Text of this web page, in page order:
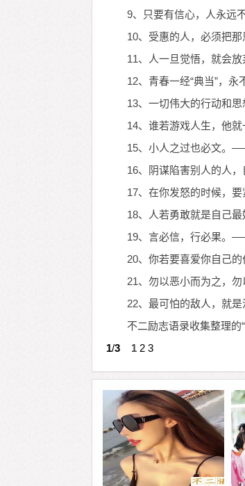
9、只要有信心，人永远
10、受惠的人，必须把
11、人一旦觉悟，就会
12、青春一经“典当”，永
13、一切伟大的行动和思
14、谁若游戏人生，他
15、小人之过也必文。
16、阴谋陷害别人的人
17、在你发怒的时候，
18、人若勇敢就是自己最
19、言必信，行必果。
20、你若要喜爱你自己
21、勿以恶小而为之，
22、最可怕的敌人，就
不二励志语录收集整理的
1/3 1 2 3